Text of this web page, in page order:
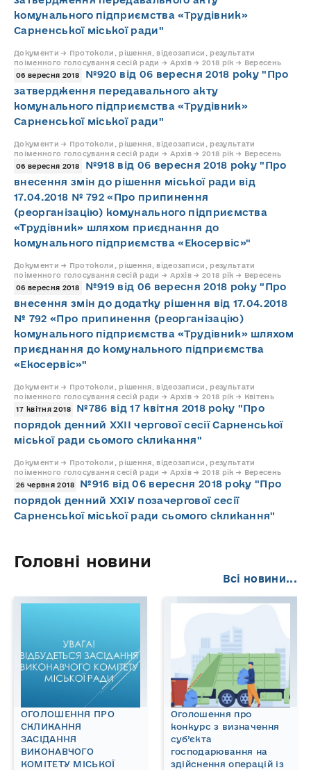
комунального підприємства «Трудівник»
Сарненської міської ради"
Документи → Протоколи, рішення, відеозаписи, результати
поіменного голосування сесій ради → Архів → 2018 рік → Вересень
06 вересня 2018
№920 від 06 вересня 2018 року "Про
затвердження передавального акту
комунального підприємства «Трудівник»
Сарненської міської ради"
Документи → Протоколи, рішення, відеозаписи, результати
поіменного голосування сесій ради → Архів → 2018 рік → Вересень
06 вересня 2018
№918 від 06 вересня 2018 року "Про
внесення змін до рішення міської ради від
17.04.2018 № 792 «Про припинення
(реорганізацію) комунального підприємства
«Трудівник» шляхом приєднання до
комунального підприємства «Екосервіс»"
Документи → Протоколи, рішення, відеозаписи, результати
поіменного голосування сесій ради → Архів → 2018 рік → Вересень
06 вересня 2018
№919 від 06 вересня 2018 року "Про
внесення змін до додатку рішення від 17.04.2018
№ 792 «Про припинення (реорганізацію)
комунального підприємства «Трудівник» шляхом
приєднання до комунального підприємства
«Екосервіс»"
Документи → Протоколи, рішення, відеозаписи, результати
поіменного голосування сесій ради → Архів → 2018 рік → Квітень
17 квітня 2018
№786 від 17 квітня 2018 року "Про
порядок денний ХХІІ чергової сесії Сарненської
міської ради сьомого скликання"
Документи → Протоколи, рішення, відеозаписи, результати
поіменного голосування сесій ради → Архів → 2018 рік → Вересень
26 червня 2018
№916 від 06 вересня 2018 року "Про
порядок денний ХХІУ позачергової сесії
Сарненської міської ради сьомого скликання"
Головні новини
Всі новини...
ОГОЛОШЕННЯ ПРО
СКЛИКАННЯ
ЗАСІДАННЯ
ВИКОНАВЧОГО
КОМІТЕТУ МІСЬКОЇ
Оголошення про
конкурс з визначення
суб’єкта
господарювання на
здійснення операцій із